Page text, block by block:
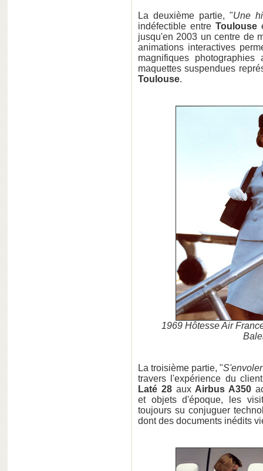
La deuxième partie, "Une
indéfectible entre Toulouse
jusqu'en 2003 un centre de
animations interactives
magnifiques
maquettes suspendues
Toulouse.
1969 Hôtesse Air
La troisième partie, "
travers l'expérience du
Laté 28aux Airbus A350
et objets d'époque, les
toujours su conjuguer
dont des documents inédits